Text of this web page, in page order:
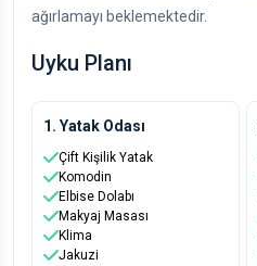
ağırlamayı beklemektedir.
Uyku Planı
1. Yatak Odası
Çift Kişilik Yatak
Komodin
Elbise Dolabı
Makyaj Masası
Klima
Jakuzi